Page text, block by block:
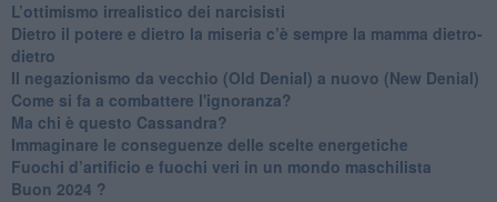
​L’ottimismo irrealistico dei narcisisti
​Dietro il potere e dietro la miseria c’è sempre la mamma dietro-
dietro
Il negazionismo da vecchio (Old Denial) a nuovo (New Denial)
Come si fa a combattere l'ignoranza?
Ma chi è questo Cassandra?
Immaginare le conseguenze delle scelte energetiche
​Fuochi d’artificio e fuochi veri in un mondo maschilista
Buon 2024 ?